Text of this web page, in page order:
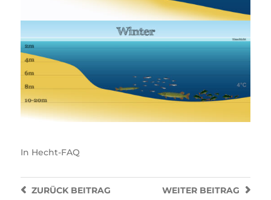
In Hecht-FAQ
WEITER BEITRAG
ZURÜCKBEITRAG